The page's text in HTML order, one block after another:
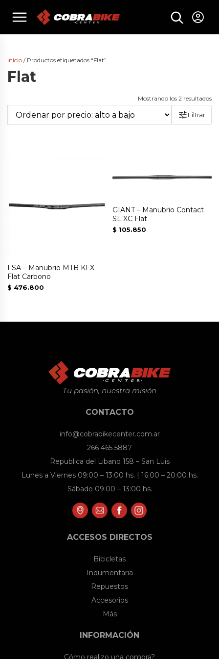
menu
Inicio / Productos etiquetados “Flat”
Flat
Mostrando los 2 resultados
Filtrar
FSA – Manubrio MTB KFX
Flat Carbono
$ 476.800
GIANT – Manubrio Contact
SL XC Flat
$ 105.850
Tu pasión, nuestra misión
CONTACTO
info@cobrabikecenter.com.ar
266 465 5887
Republica del Libano 158 – San Luis
Lunes a Viernes 09:00 – 13:00 hs. | 16:00 – 20:00 hs.
Sábado 09:00 – 13:00 hs.
ACCESOS DIRECTOS
Bicicletas
Indumentaria
Repuestos
Accesorios
Más
INFORMACIÓN
Cómo realizo una compra?